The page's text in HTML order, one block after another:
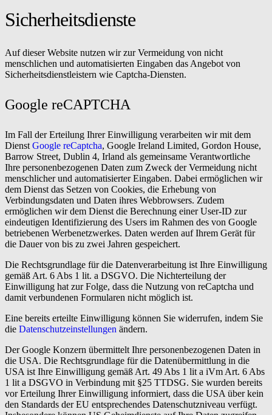
Sicherheitsdienste
Auf dieser Website nutzen wir zur Vermeidung von nicht
menschlichen und automatisierten Eingaben das Angebot von
Sicherheitsdienstleistern wie Captcha-Diensten.
Google reCAPTCHA
Im Fall der Erteilung Ihrer Einwilligung verarbeiten wir mit dem
Dienst Google reCaptcha, Google Ireland Limited, Gordon House,
Barrow Street, Dublin 4, Irland als gemeinsame Verantwortliche
Ihre personenbezogenen Daten zum Zweck der Vermeidung nicht
menschlicher und automatisierter Eingaben. Dabei ermöglichen wir
dem Dienst das Setzen von Cookies, die Erhebung von
Verbindungsdaten und Daten ihres Webbrowsers. Zudem
ermöglichen wir dem Dienst die Berechnung einer User-ID zur
eindeutigen Identifizierung des Users im Rahmen des von Google
betriebenen Werbenetzwerkes. Daten werden auf Ihrem Gerät für
die Dauer von bis zu zwei Jahren gespeichert.
Die Rechtsgrundlage für die Datenverarbeitung ist Ihre Einwilligung
gemäß Art. 6 Abs 1 lit. a DSGVO. Die Nichterteilung der
Einwilligung hat zur Folge, dass die Nutzung von reCaptcha und
damit verbundenen Formularen nicht möglich ist.
Eine bereits erteilte Einwilligung können Sie widerrufen, indem Sie
die Datenschutzeinstellungen ändern.
Der Google Konzern übermittelt Ihre personenbezogenen Daten in
die USA. Die Rechtsgrundlage für die Datenübermittlung in die
USA ist Ihre Einwilligung gemäß Art. 49 Abs 1 lit a iVm Art. 6 Abs
1 lit a DSGVO in Verbindung mit §25 TTDSG. Sie wurden bereits
vor Erteilung Ihrer Einwilligung informiert, dass die USA über kein
den Standards der EU entsprechendes Datenschutzniveau verfügt.